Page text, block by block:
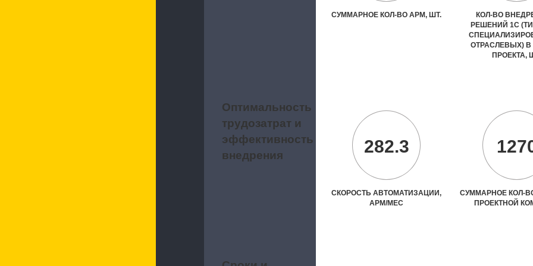
СУММАРНОЕ КОЛ-ВО АРМ, ШТ.
КОЛ-ВО
РЕШЕНИЙ 1С
ОТРАСЛЕВЫХ) В
ПРОЕКТА,
Оптимальность
трудозатрат и
эффективность
внедрения
282.3
СКОРОСТЬ АВТОМАТИЗАЦИИ,
АРМ/МЕС
СУММАРНОЕ КОЛ-
ПРОЕКТНОЙ